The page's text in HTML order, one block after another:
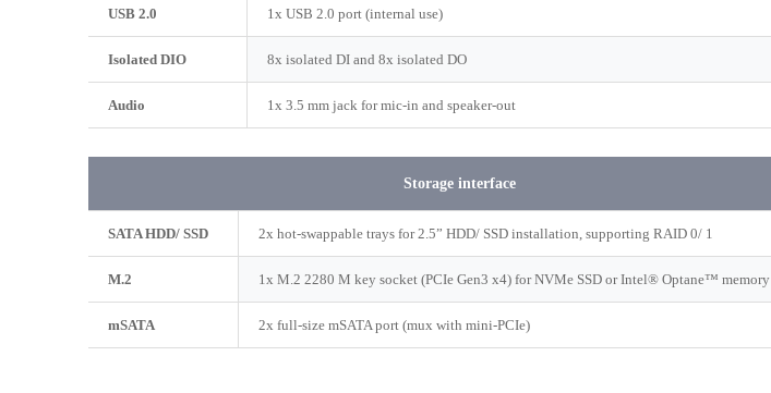
USB 2.0 1x USB 2.0 port (internal use)
Isolated DIO 8x isolated DI and 8x isolated DO
Audio 1x 3.5 mm jack for mic-in and speaker-out
Storage interface
SATA HDD/ SSD 2x hot-swappable trays for 2.5” HDD/ SSD installation, supporting RAID 0/ 1
M.2 1x M.2 2280 M key socket (PCIe Gen3 x4) for NVMe SSD or Intel® Optane™ memory
mSATA 2x full-size mSATA port (mux with mini-PCIe)